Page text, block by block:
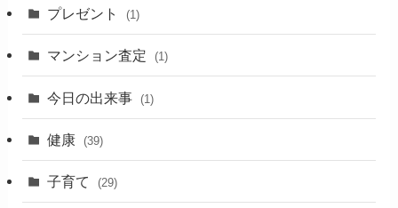
プレゼント (1)
マンション査定 (1)
今日の出来事 (1)
健康 (39)
子育て (29)